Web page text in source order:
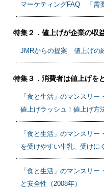
マーケティングFAQ 「需
特集２．値上げが企業の収
JMRからの提案 値上げの
特集３．消費者は値上げを
「食と生活」のマンスリ
値上げラッシュ！値上げ方
「食と生活」のマンスリ
を受けやすい牛乳、受けに
「食と生活」のマンスリ
と安全性（2008年）